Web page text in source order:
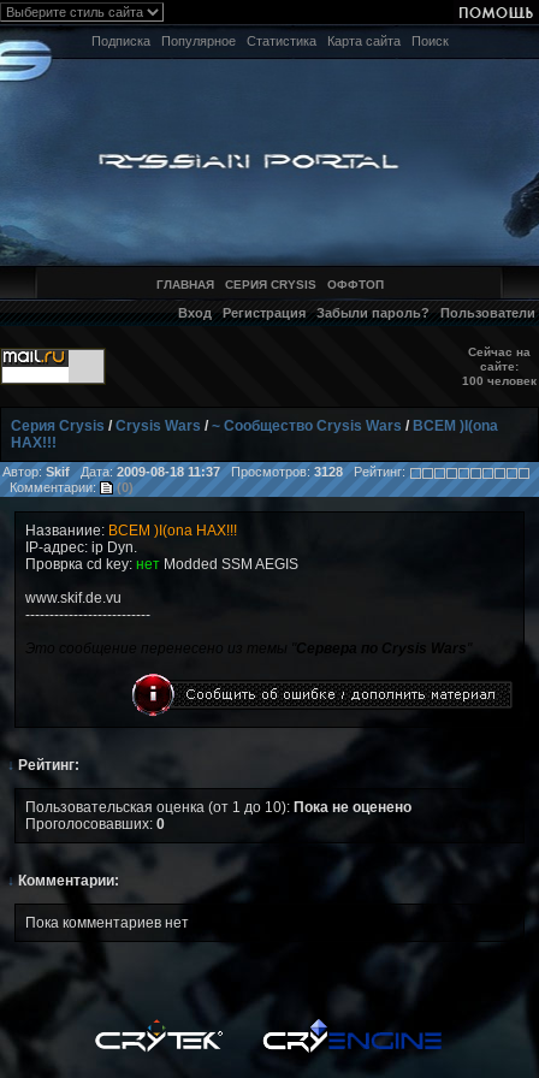
Подписка Популярное Статистика Карта сайта Поиск
ГЛАВНАЯ СЕРИЯ CRYSIS ОФФТОП
Вход Регистрация Забыли пароль? Пользователи
Сейчас на
сайте:
100 человек
Серия Crysis /Crysis Wars /~ Сообщество Crysis Wars / BCEM )I(ona
HAX!!!
Автор: Skif Дата:2009-08-18 11:37Просмотров: 3128Рейтинг:
Комментарии:
(0)
Названиие: BCEM )I(ona HAX!!!
IP-адрес: ip Dyn.
Проврка cd key: нет Modded SSM AEGIS
www.skif.de.vu
--------------------------
Это сообщение перенесено из темы " Сервера по Crysis Wars
↓ Рейтинг:
Пользовательская оценка (от 1 до 10): Пока не оценено
Проголосовавших: 0
↓Комментарии:
Пока комментариев нет